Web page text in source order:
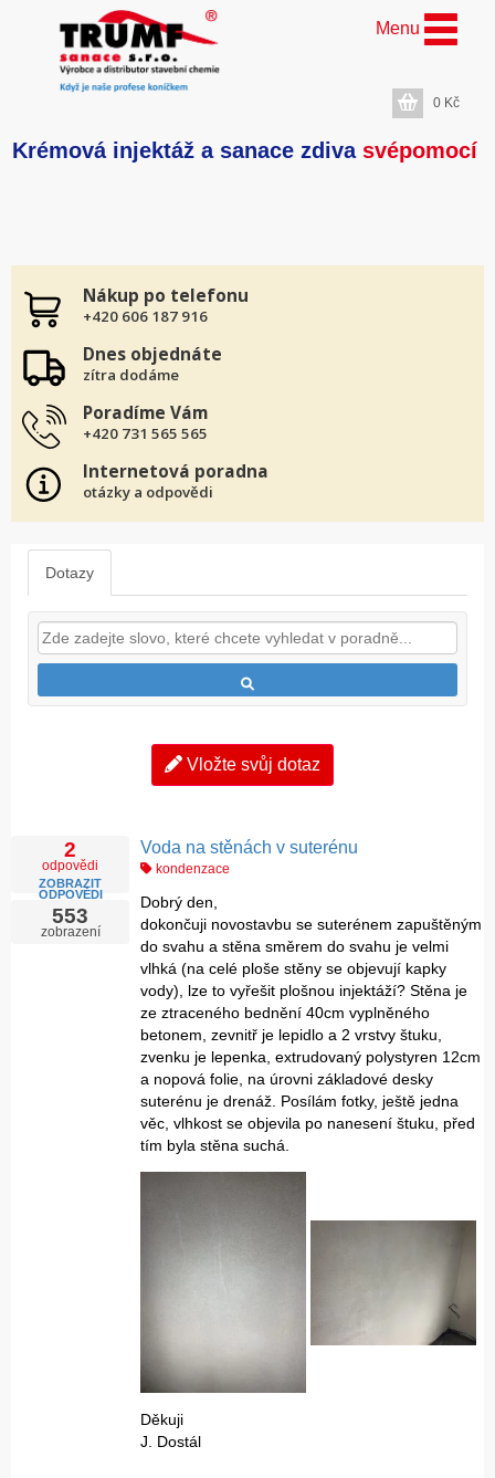
Krémová injektáž a sanace zdiva svépomocí
Menu
0 Kč
Nákup po telefonu
+420 606 187 916
Dnes objednáte
zítra dodáme
Poradíme Vám
+420 731 565 565
Internetová poradna
otázky a odpovědi
Dotazy
Vložte svůj dotaz
2
odpovědi
ZOBRAZIT
ODPOVĚDI
553
zobrazení
Voda na stěnách v suterénu
kondenzace
Dobrý den,
dokončuji novostavbu se suterénem zapuštěným
do svahu a stěna směrem do svahu je velmi
vlhká (na celé ploše stěny se objevují kapky
vody), lze to vyřešit plošnou injektáží? Stěna je
ze ztraceného bednění 40cm vyplněného
betonem, zevnitř je lepidlo a 2 vrstvy štuku,
zvenku je lepenka, extrudovaný polystyren 12cm
a nopová folie, na úrovni základové desky
suterénu je drenáž. Posílám fotky, ještě jedna
věc, vlhkost se objevila po nanesení štuku, před
tím byla stěna suchá.
Děkuji
J. Dostál